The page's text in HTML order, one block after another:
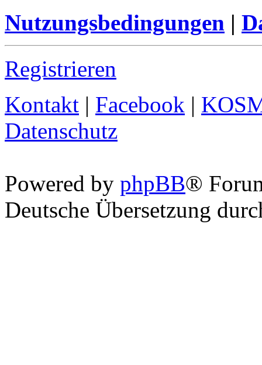
Nutzungsbedingungen |
Registrieren
Kontakt | Facebook |
Datenschutz
Powered by phpBB®
Deutsche Übersetzung